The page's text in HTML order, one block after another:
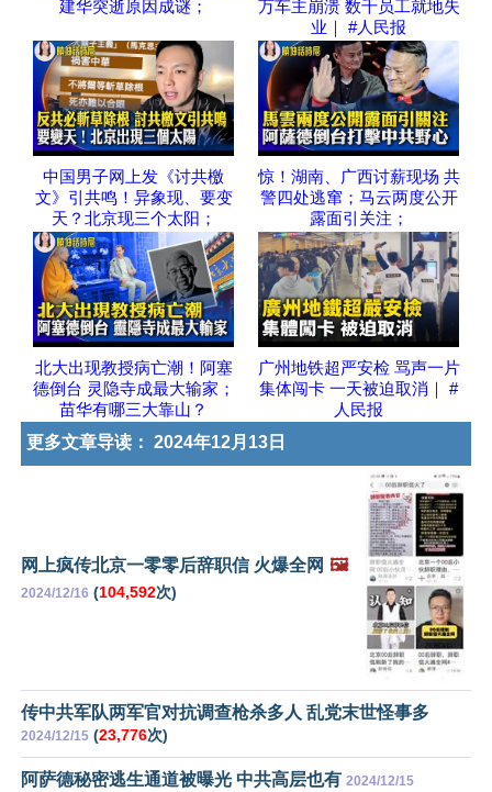
建华突逝原因成谜；
万车主崩溃 数千员工就地失
业｜ #人民报
中国男子网上发《讨共檄
文》引共鸣！异象现、要变
天？北京现三个太阳；
惊！湖南、广西讨薪现场 共
警四处逃窜；马云两度公开
露面引关注；
北大出现教授病亡潮！阿塞
德倒台 灵隐寺成最大输家；
苗华有哪三大靠山？
广州地铁超严安检 骂声一片
集体闯卡 一天被迫取消｜ #
人民报
更多文章导读： 2024年12月13日
网上疯传北京一零零后辞职信 火爆全网 🖼️
2024/12/16 (104,592次)
传中共军队两军官对抗调查枪杀多人 乱党末世怪事多
2024/12/15 (23,776次)
阿萨德秘密逃生通道被曝光 中共高层也有 2024/12/15